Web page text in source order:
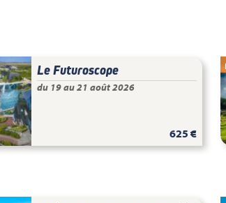
Le Futuroscope
du 19 au 21 août 2026
625 €